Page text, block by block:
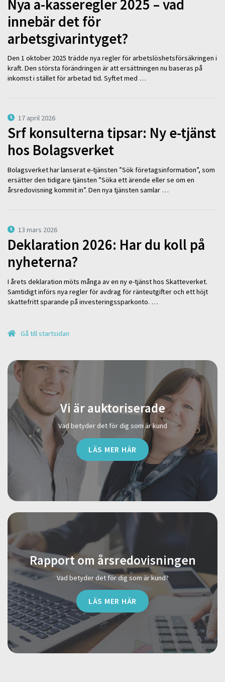
Nya a-kasseregler 2025 – vad
innebär det för
arbetsgivarintyget?
Den 1 oktober 2025 trädde nya regler för arbetslöshetsförsäkringen i
kraft. Den största förändringen är att ersättningen nu baseras på
inkomst i stället för arbetad tid. Syftet med …
17 april 2026
Srf konsulterna tipsar: Ny e-tjänst
hos Bolagsverket
Bolagsverket har lanserat e-tjänsten ”Sök företagsinformation”, som
ersätter den tidigare tjänsten ”Söka ett ärende eller se om en
årsredovisning kommit in”. Den nya tjänsten samlar …
13 mars 2026
Deklaration 2026: Har du koll på
nyheterna?
I årets deklaration möts många av en ny e-tjänst hos Skatteverket.
Samtidigt införs nya regler för avdrag för ränteutgifter och ett höjt
skattefritt sparande på investeringssparkonto. …
Gå till startsidan
Vi är auktoriserade
Vad betyder det för dig som är kund
LÄS MER HÄR
Rapport om årsredovisningen
Vad betyder det för dig som är kund?
LÄS MER HÄR